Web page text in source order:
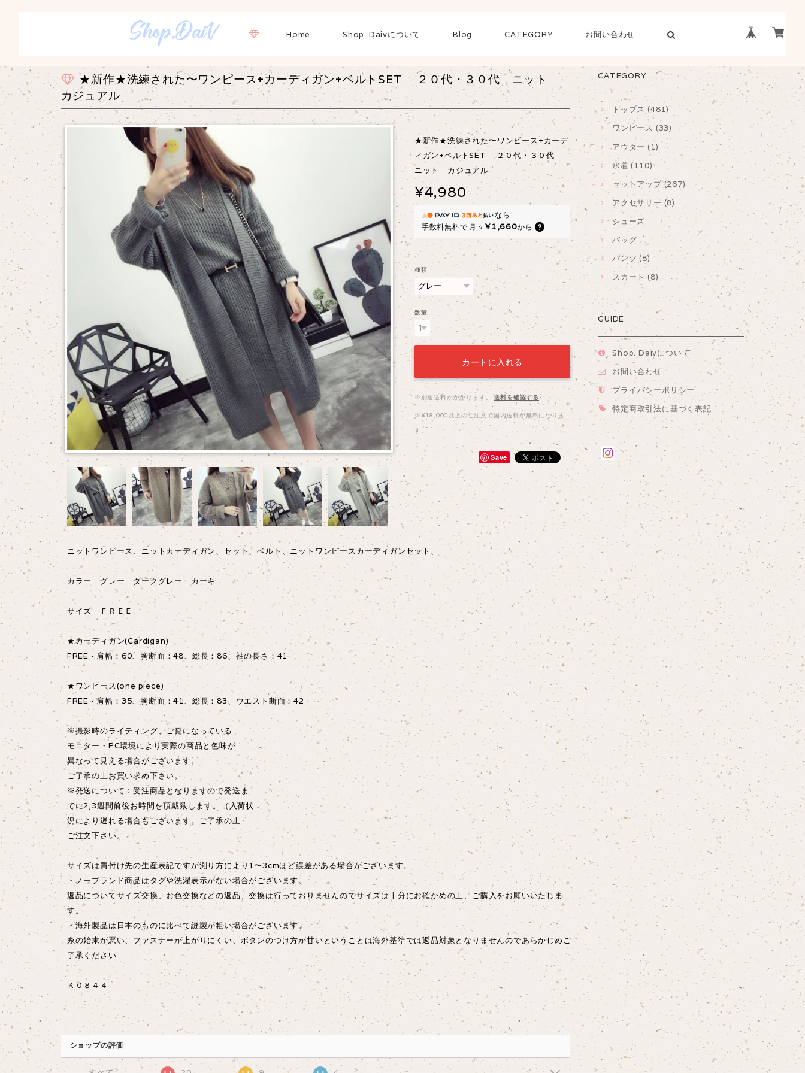
Home Shop. Daivについて Blog CATEGORY お問い合わせ
★新作★洗練された〜ワンピース+カーディガン+ベルトSET ２０代・３０代 ニット
カジュアル
★新作★洗練された〜ワンピース+カーデ
ィガン+ベルトSET ２０代・３０代
ニット カジュアル
¥4,980
なら
手数料無料で 月々 ¥1,660から
種類
数量
カートに入れる
※別途送料がかかります。 送料を確認する
※¥18,000以上のご注文で国内送料が無料になりま
す。
Save
ニットワンピース、ニットカーディガン、セット、ベルト、ニットワンピースカーディガンセット、
カラー グレー ダークグレー カーキ
サイズ ＦＲＥＥ
★カーディガン(Cardigan)
FREE - 肩幅：60、胸断面：48、総長：86、袖の長さ：41
★ワンピース(one piece)
FREE - 肩幅：35、胸断面：41、総長：83、ウエスト断面：42
※撮影時のライティング、ご覧になっている
モニター・PC環境により実際の商品と色味が
異なって見える場合がございます。
ご了承の上お買い求め下さい。
※発送について：受注商品となりますので発送ま
でに2,3週間前後お時間を頂戴致します。（入荷状
況により遅れる場合もございます。ご了承の上
ご注文下さい。
サイズは買付け先の生産表記ですが測り方により1〜3cmほど誤差がある場合がございます。
・ノーブランド商品はタグや洗濯表示がない場合がございます。
返品についてサイズ交換、お色交換などの返品、交換は行っておりませんのでサイズは十分にお確かめの上、ご購入をお願いいたしま
す。
・海外製品は日本のものに比べて縫製が粗い場合がございます。
糸の始末が悪い、ファスナーが上がりにくい、ボタンのつけ方が甘いということは海外基準では返品対象となりませんのであらかじめご
了承ください
Ｋ０８４４
ショップの評価
CATEGORY
トップス (481)
ワンピース (33)
アウター (1)
水着 (110)
セットアップ (267)
アクセサリー (8)
シューズ
バッグ
パンツ (8)
スカート (8)
GUIDE
Shop. Daivについて
お問い合わせ
プライバシーポリシー
特定商取引法に基づく表記